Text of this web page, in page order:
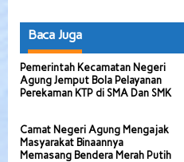
Baca Juga
Pemerintah Kecamatan Negeri
Agung Jemput Bola Pelayanan
Perekaman KTP di SMA Dan SMK
Camat Negeri Agung Mengajak
Masyarakat Binaannya
Memasang Bendera Merah Putih